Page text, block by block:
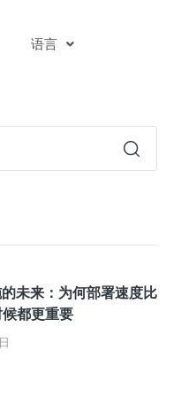
语言
未来：为何部署速度比
都更重要